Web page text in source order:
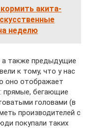
акита-
неделю
а также предыдущие
к тому, что у нас
оно отображает
прямые, бегающие
головами (в
производителей с
покупали таких